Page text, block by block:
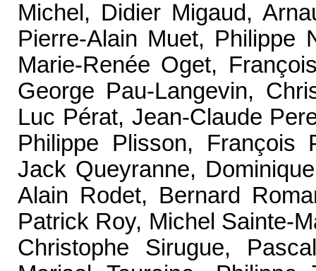
Michel, Didier Migaud,
Pierre-Alain Muet, Philippe
Marie-Renée Oget,
George Pau-Langevin,
Luc Pérat, Jean-Claude
Philippe Plisson, François
Jack Queyranne,
Alain Rodet, Bernard
Patrick Roy, Michel Sainte-
Christophe Sirugue,